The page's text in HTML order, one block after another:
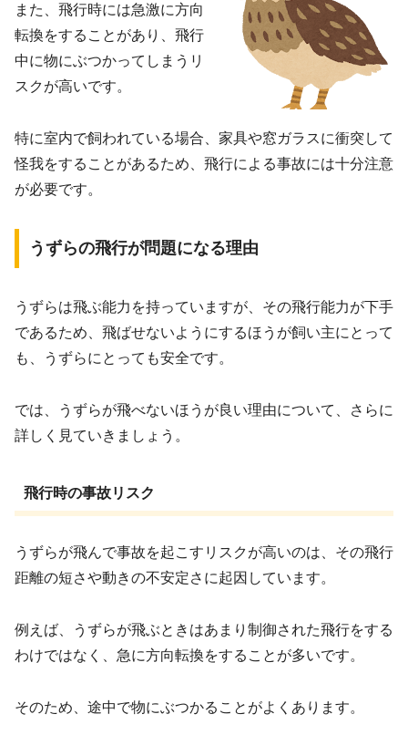
また、飛行時には急激に方向
転換をすることがあり、飛行
中に物にぶつかってしまうリ
スクが高いです。
特に室内で飼われている場合、家具や窓ガラスに衝突して
怪我をすることがあるため、飛行による事故には十分注意
が必要です。
うずらの飛行が問題になる理由
うずらは飛ぶ能力を持っていますが、その飛行能力が下手
であるため、飛ばせないようにするほうが飼い主にとって
も、うずらにとっても安全です。
では、うずらが飛べないほうが良い理由について、さらに
詳しく見ていきましょう。
飛行時の事故リスク
うずらが飛んで事故を起こすリスクが高いのは、その飛行
距離の短さや動きの不安定さに起因しています。
例えば、うずらが飛ぶときはあまり制御された飛行をする
わけではなく、急に方向転換をすることが多いです。
そのため、途中で物にぶつかることがよくあります。